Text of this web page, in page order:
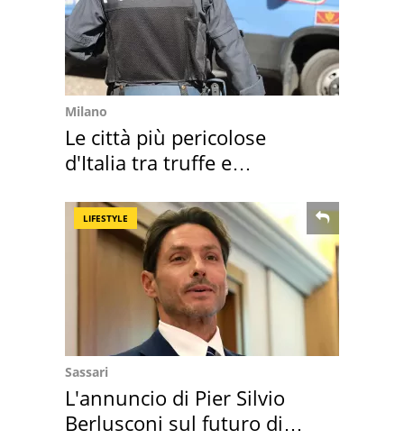
Milano
Le città più pericolose
d'Italia tra truffe e
LIFESTYLE
Sassari
L'annuncio di Pier Silvio
Berlusconi sul futuro di